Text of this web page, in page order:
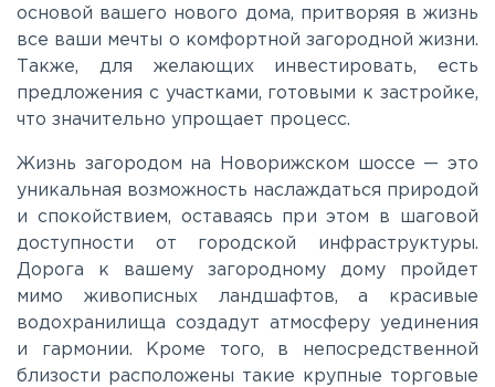
Симферопольское
Щелковское
основой вашего нового дома, притворяя в жизнь
все ваши мечты о комфортной загородной жизни.
Также, для желающих инвестировать, есть
предложения с участками, готовыми к застройке,
что значительно упрощает процесс.
Жизнь загородом на Новорижском шоссе — это
уникальная возможность наслаждаться природой
и спокойствием, оставаясь при этом в шаговой
доступности от городской инфраструктуры.
Дорога к вашему загородному дому пройдет
мимо живописных ландшафтов, а красивые
водохранилища создадут атмосферу уединения
и гармонии. Кроме того, в непосредственной
близости расположены такие крупные торговые